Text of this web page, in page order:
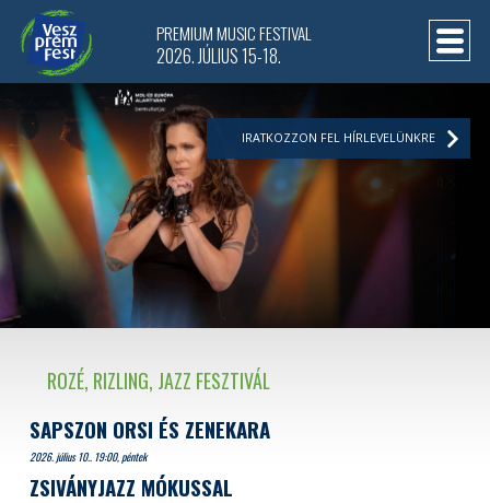
ROZÉ, RIZLING, JAZZ FESZTIVÁL
SAPSZON ORSI ÉS ZENEKARA
2026. július 10.. 19:00, péntek
ZSIVÁNYJAZZ MÓKUSSAL
PREMIUM MUSIC FESTIVAL
2026. JÚLIUS 15-18.
IRATKOZZON FEL HÍRLEVELÜNKRE